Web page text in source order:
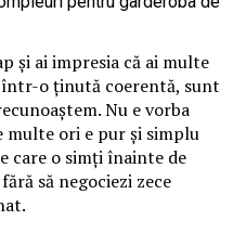
și ai impresia că ai multe
într-o ținută coerentă, sunt
Nu e vorba
multe ori e pur și simplu
care o simți înainte de
să negociezi zece